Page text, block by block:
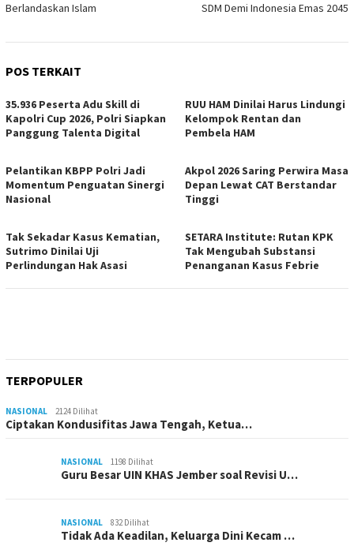
Berlandaskan Islam
SDM Demi Indonesia Emas 2045
POS TERKAIT
35.936 Peserta Adu Skill di
Kapolri Cup 2026, Polri Siapkan
Panggung Talenta Digital
RUU HAM Dinilai Harus Lindungi
Kelompok Rentan dan
Pembela HAM
Pelantikan KBPP Polri Jadi
Momentum Penguatan Sinergi
Nasional
Akpol 2026 Saring Perwira Masa
Depan Lewat CAT Berstandar
Tinggi
Tak Sekadar Kasus Kematian,
Sutrimo Dinilai Uji
Perlindungan Hak Asasi
SETARA Institute: Rutan KPK
Tak Mengubah Substansi
Penanganan Kasus Febrie
TERPOPULER
NASIONAL 2124 Dilihat
Ciptakan Kondusifitas Jawa Tengah, Ketua…
NASIONAL 1198 Dilihat
Guru Besar UIN KHAS Jember soal Revisi U…
NASIONAL 832 Dilihat
Tidak Ada Keadilan, Keluarga Dini Kecam …